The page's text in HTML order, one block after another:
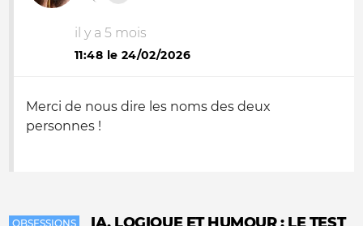
il y a 5 mois
11:48 le 24/02/2026
Merci de nous dire les noms des deux
personnes !
OBSESSIONS